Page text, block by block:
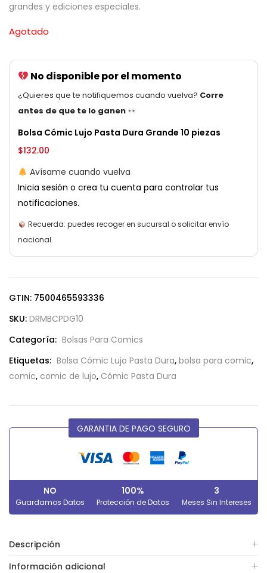
grandes y ediciones especiales.
Agotado
No disponible por el momento
¿Quieres que te notifiquemos cuando vuelva? Corre
antes de que te lo ganen
Bolsa Cómic Lujo Pasta Dura Grande 10 piezas
$132.00
Avísame cuando vuelva
Inicia sesión o crea tu cuenta para controlar tus
notificaciones.
Recuerda: puedes recoger en sucursal o solicitar envío
nacional.
GTIN: 7500465593336
SKU: DRMBCPDG10
Categoría: Bolsas Para Comics
Etiquetas: Bolsa Cómic Lujo Pasta Dura, bolsa para comic,
comic, comic de lujo, Cómic Pasta Dura
GARANTIA DE PAGO SEGURO
NO
Guardamos Datos
100%
Protección de Datos
3
Meses Sin Intereses
Descripción
Información adicional